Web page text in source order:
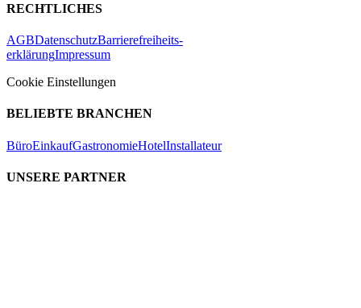
RECHTLICHES
AGBDatenschutzBarrierefreiheits-
erklärungImpressum
Cookie Einstellungen
BELIEBTE BRANCHEN
BüroEinkaufGastronomieHotelInstallateur
UNSERE PARTNER